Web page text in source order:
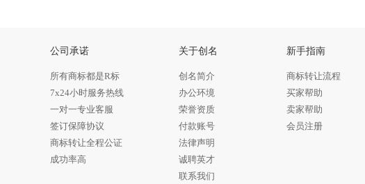
公司承诺
所有商标都是R标
7x24小时服务热线
一对一专业客服
签订保障协议
商标转让全程公证
成功率高
关于创名
创名简介
办公环境
荣誉资质
付款账号
法律声明
诚聘英才
联系我们
新手指南
商标转让流程
买家帮助
卖家帮助
会员注册